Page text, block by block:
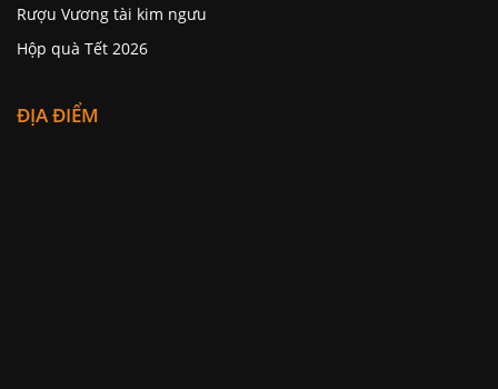
Rượu Vương tài kim ngưu
Hộp quà Tết 2026
ĐỊA ĐIỂM